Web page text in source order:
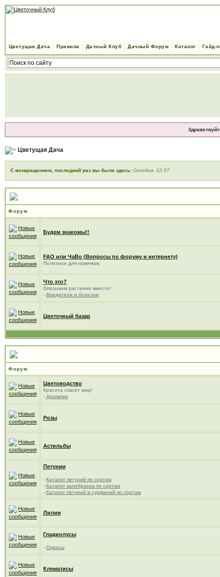
Цветущая Дача Правила Дачный Клуб Дачный Форум Каталог Гайд-
Цветущая Дача
С возвращением, последний раз вы были здесь: Сегодня, 12:37
Форум
Будем знакомы!!
FAQ или ЧаВо (Вопросы по форуму и интернету)
Полезное для новичков
Что это?
Опознаем растение вместе!
- Вредители и болезни
Цветочный базар
Форум
Цветоводство
Красота спасет мир!
- Архивчик
Розы
Астильбы
Петунии
- Каталог петуний по сортам
- Каталог калибрахоа по сортам
- Каталог петуний и сурфиний по сортам
Лилии
Гладиолусы
- Опросы
Клематисы